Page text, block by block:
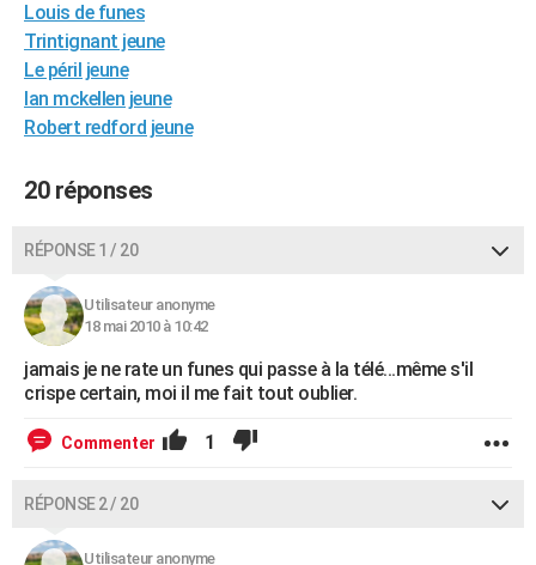
Art de vivre
Bien-être
Loisirs
Mode
Modes de vie
SANTE
Alimentation
Guide de la santé
Maladies
Médicaments
Sommeil
VOYAGE
Destinations
City break
Voyage nature
Voyage de noces
Forum
Climat
PHOTO
GUIDES D'ACHAT
Carte de Noël
Carte Bonne année
Carte Saint-Valentin
Carte Pâques
Carte d'anniversaire
DICTIONNAIRE
Dictionnaire
Biographies
Citations
Expressions
Proverbes
PROGRAMME TV
COPAINS D'AVANT
Louis de funes
Trintignant jeune
Le péril jeune
Ian mckellen jeune
Robert redford jeune
20 réponses
RÉPONSE 1 / 20
Utilisateur anonyme
18 mai 2010 à 10:42
jamais je ne rate un funes qui passe à la télé...même s'il
crispe certain, moi il me fait tout oublier.
Commenter 1
RÉPONSE 2 / 20
Utilisateur anonyme